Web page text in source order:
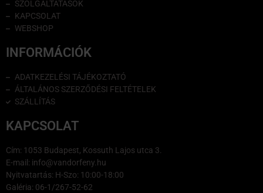
SZOLGÁLTATÁSOK
KAPCSOLAT
WEBSHOP
INFORMÁCIÓK
ADATKEZELÉSI TÁJÉKOZTATÓ
ÁLTALÁNOS SZERZŐDÉSI FELTÉTELEK
SZÁLLÍTÁS
KAPCSOLAT
Cím: 1053 Budapest, Kossuth Lajos utca 3.
E-mail: info@vandorfeny.hu
Nyitvatartás: H-Szo: 10:00-18:00
Galéria: 06-1/267-52-62